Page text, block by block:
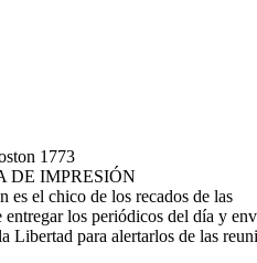
1773
DE IMPRESIÓN
es el chico de los recados de las
entregar los periódicos del día y
Libertad para alertarlos de las